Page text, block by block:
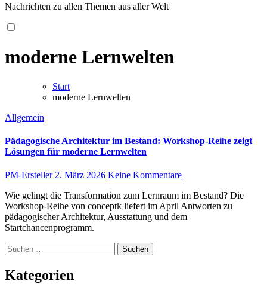
Nachrichten zu allen Themen aus aller Welt
moderne Lernwelten
Start
moderne Lernwelten
Allgemein
Pädagogische Architektur im Bestand: Workshop-Reihe zeigt
Lösungen für moderne Lernwelten
PM-Ersteller 2. März 2026 Keine Kommentare
Wie gelingt die Transformation zum Lernraum im Bestand? Die
Workshop-Reihe von conceptk liefert im April Antworten zu
pädagogischer Architektur, Ausstattung und dem
Startchancenprogramm.
Suchen
nach:
Kategorien